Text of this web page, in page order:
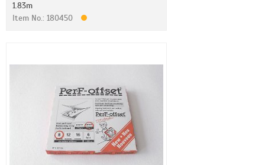
1.83m
Item No.: 180450